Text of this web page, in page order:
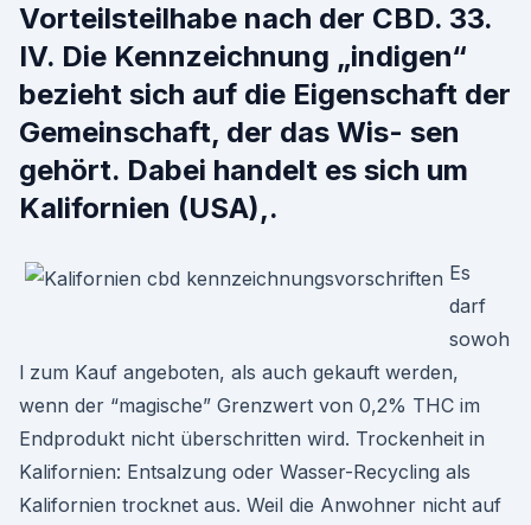
Vorteilsteilhabe nach der CBD. 33.
IV. Die Kennzeichnung „indigen“
bezieht sich auf die Eigenschaft der
Gemeinschaft, der das Wis- sen
gehört. Dabei handelt es sich um
Kalifornien (USA),.
Es
darf
sowoh
l zum Kauf angeboten, als auch gekauft werden,
wenn der “magische” Grenzwert von 0,2% THC im
Endprodukt nicht überschritten wird. Trockenheit in
Kalifornien: Entsalzung oder Wasser-Recycling als
Kalifornien trocknet aus. Weil die Anwohner nicht auf